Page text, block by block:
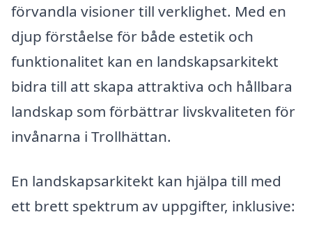
förvandla visioner till verklighet. Med en
djup förståelse för både estetik och
funktionalitet kan en landskapsarkitekt
bidra till att skapa attraktiva och hållbara
landskap som förbättrar livskvaliteten för
invånarna i Trollhättan.
En landskapsarkitekt kan hjälpa till med
ett brett spektrum av uppgifter, inklusive: